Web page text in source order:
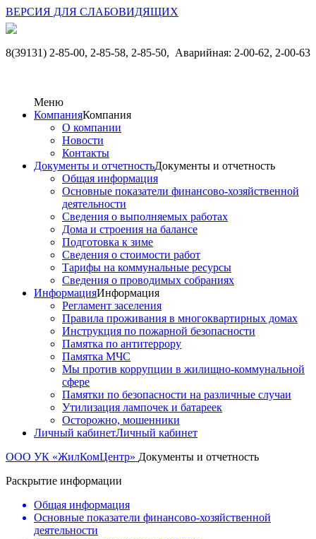
ВЕРСИЯ ДЛЯ СЛАБОВИДЯЩИХ
8(39131) 2-85-00, 2-85-58, 2-85-50, Аварийная: 2-00-62, 2-00-63
Меню
КомпанияКомпания
О компании
Новости
Контакты
Документы и отчетностьДокументы и отчетность
Общая информация
Основные показатели финансово-хозяйственной
деятельности
Сведения о выполняемых работах
Дома и строения на балансе
Подготовка к зиме
Сведения о стоимости работ
Тарифы на коммунальные ресурсы
Сведения о проводимых собраниях
ИнформацияИнформация
Регламент заселения
Правила проживания в многоквартирных домах
Инструкция по пожарной безопасности
Памятка по антитеррору
Памятка МЧС
Мы против коррупции в жилищно-коммунальной
сфере
Памятки по безопасности на различные случаи
Утилизация лампочек и батареек
Осторожно, мошенники
Личный кабинетЛичный кабинет
ООО УК «ЖилКомЦентр» Документы и отчетность
Раскрытие информации
Общая информация
Основные показатели финансово-хозяйственной
деятельности